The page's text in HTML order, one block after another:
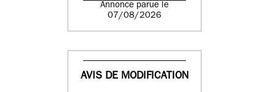
Annonce parue le
07/08/2026
AVIS DE MODIFICATION